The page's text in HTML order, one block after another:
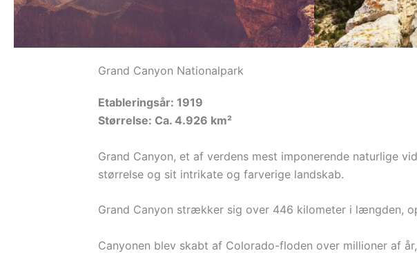
Grand Canyon Nationalpark
Etableringsår: 1919
Størrelse: Ca. 4.926 km²
Grand Canyon, et af verdens mest imponerende naturlige
størrelse og sit intrikate og farverige landskab.
Grand Canyon strækker sig over 446 kilometer i længden,
Canyonen blev skabt af Colorado-floden over millioner af